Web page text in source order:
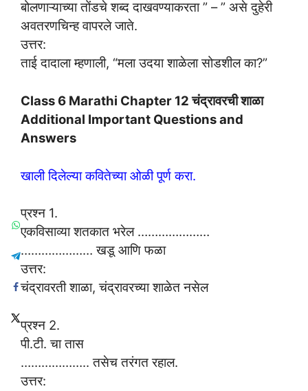
बोलणाऱ्याच्या तोंडचे शब्द दाखवण्याकरता ” – ” असे दुहेरी
अवतरणचिन्ह वापरले जाते.
उत्तर:
ताई दादाला म्हणाली, “मला उदया शाळेला सोडशील का?”
Class 6 Marathi Chapter 12 चंद्रावरची शाळा
Additional Important Questions and
Answers
खाली दिलेल्या कवितेच्या ओळी पूर्ण करा.
प्रश्न 1.
एकविसाव्या शतकात भरेल …………………
………………… खडू आणि फळा
उत्तर:
चंद्रावरती शाळा, चंद्रावरच्या शाळेत नसेल
प्रश्न 2.
पी.टी. चा तास
……………….. तसेच तरंगत रहाल.
उत्तर: